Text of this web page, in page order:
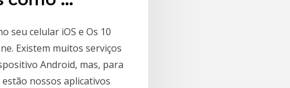
seu celular iOS e Os 10
Existem muitos serviços
Android, mas, para
nossos aplicativos